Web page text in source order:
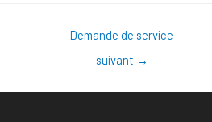
Demande de service
suivant →